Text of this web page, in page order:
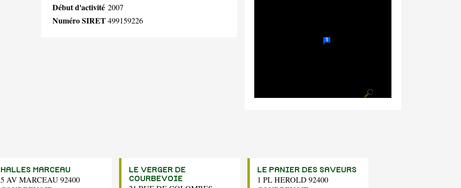
Début d'activité 2007
Numéro SIRET499159226
HALLES MARCEAU
5 AV MARCEAU 92400
LE VERGER DE
COURBEVOIE
LE PANIER DES SAVEURS
1 PL HEROLD 92400